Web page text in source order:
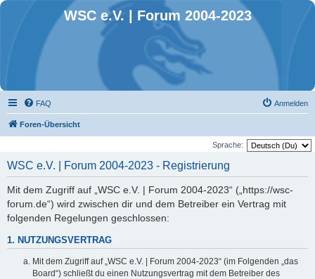
WSC e.V. | Forum 2004-2023
FAQ Anmelden
Foren-Übersicht
Sprache:
WSC e.V. | Forum 2004-2023 - Registrierung
Mit dem Zugriff auf „WSC e.V. | Forum 2004-2023“ („https://wsc-
forum.de“) wird zwischen dir und dem Betreiber ein Vertrag mit
folgenden Regelungen geschlossen:
1. NUTZUNGSVERTRAG
Mit dem Zugriff auf „WSC e.V. | Forum 2004-2023“ (im Folgenden „das
Board“) schließt du einen Nutzungsvertrag mit dem Betreiber des